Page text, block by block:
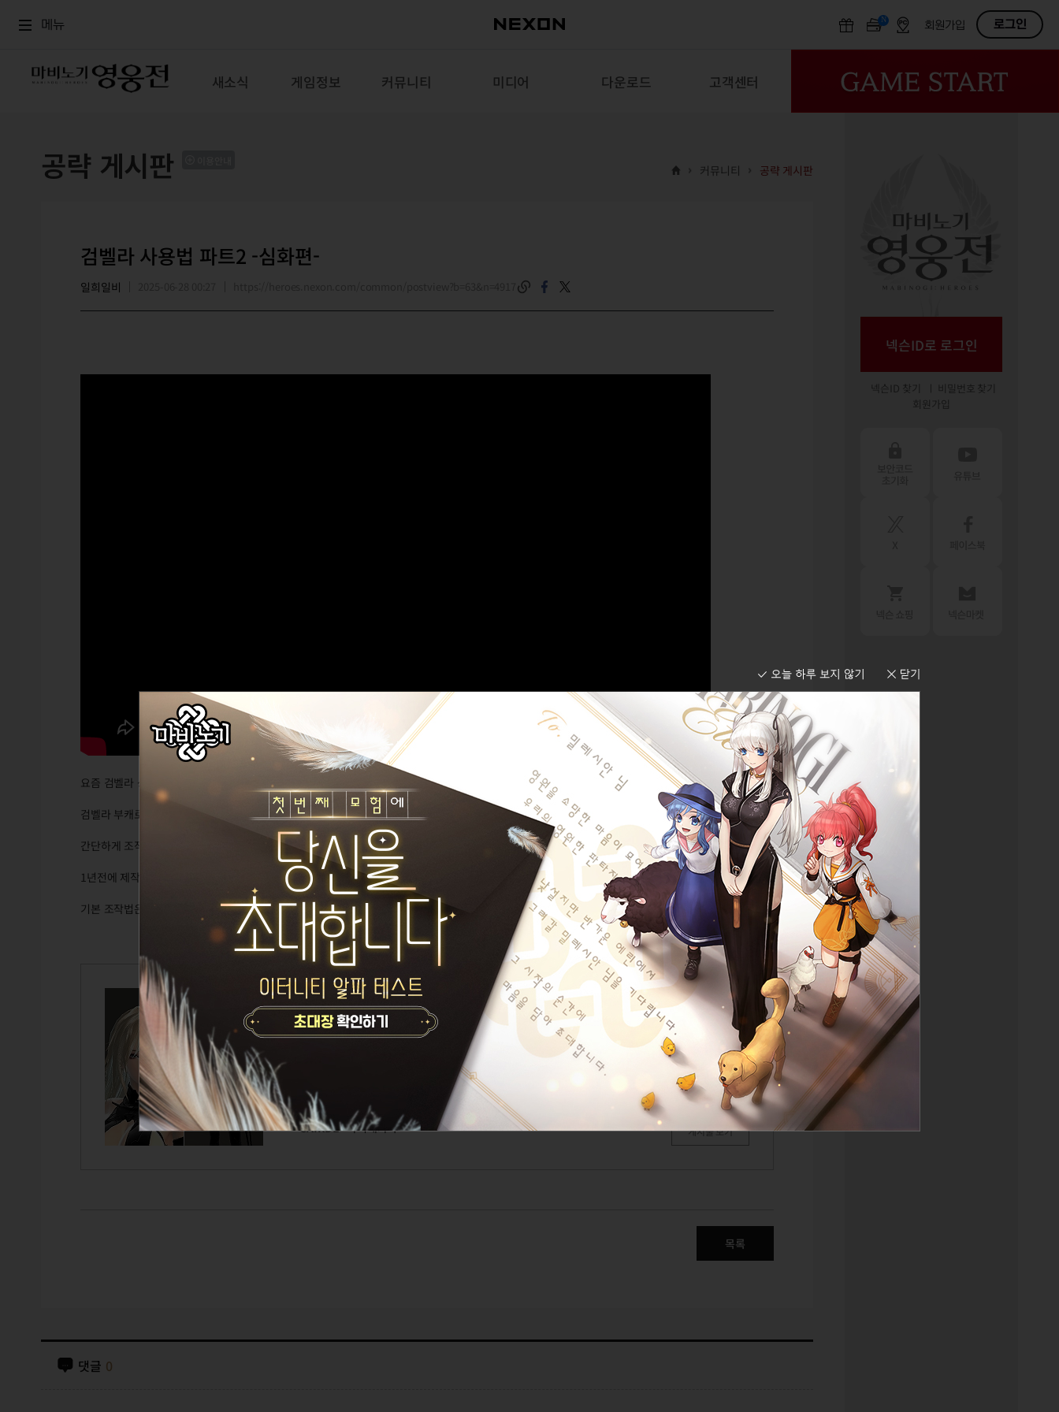
메뉴 N OFF회원가입 로그인
새소식 게임정보 커뮤니티 미디어 다운로드 고객센터
공략 게시판 커뮤니티 공략 게시판
검벨라 사용법 파트2 -심화편-
일희일비
요즘 검벨라 상향으로 인해서
검벨라 부캐로 두시는분들 많으실텐데요
간단하게 조작법이랑 스킬 설명 만들어둔 영상이 있어서 업로드해봅니당
1년전에 제작한 영상이라 패치 후 벨라와 살짝 다른 부분이 있지만
기본 조작법은 비슷하기 때문에 참고해주십사 영상 올립니다!
일희일비
Lv.125벨라
부정선거 재선거 당일투표 수개표!!
TITLE
GUILD
사월백야
CAIRDE 라비네가족 게시물 보기
목록
댓글 0
넥슨ID로 로그인
넥슨ID 찾기
비밀번호 찾기
회원가입